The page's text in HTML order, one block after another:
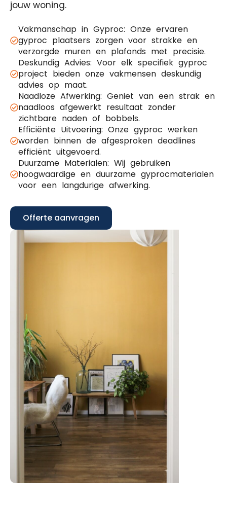
jouw woning.
Vakmanschap in Gyproc: Onze ervaren
gyproc plaatsers zorgen voor strakke en
verzorgde muren en plafonds met precisie.
Deskundig Advies: Voor elk specifiek gyproc
project bieden onze vakmensen deskundig
advies op maat.
Naadloze Afwerking: Geniet van een strak en
naadloos afgewerkt resultaat zonder
zichtbare naden of bobbels.
Efficiënte Uitvoering: Onze gyproc werken
worden binnen de afgesproken deadlines
efficiënt uitgevoerd.
Duurzame Materialen: Wij gebruiken
hoogwaardige en duurzame gyprocmaterialen
voor een langdurige afwerking.
Offerte aanvragen